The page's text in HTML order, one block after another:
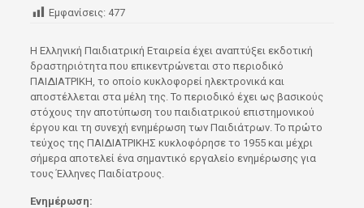
Εμφανίσεις: 477
Η Ελληνική Παιδιατρική Εταιρεία έχει αναπτύξει εκδοτική
δραστηριότητα που επικεντρώνεται στο περιοδικό
ΠΑΙΔΙΑΤΡΙΚΗ, το οποίο κυκλοφορεί ηλεκτρονικά και
αποστέλλεται στα μέλη της. Το περιοδικό έχει ως βασικούς
στόχους την αποτύπωση του παιδιατρικού επιστημονικού
έργου και τη συνεχή ενημέρωση των Παιδιάτρων. Το πρώτο
τεύχος της ΠΑΙΔΙΑΤΡΙΚΗΣ κυκλοφόρησε το 1955 και μέχρι
σήμερα αποτελεί ένα σημαντικό εργαλείο ενημέρωσης για
τους Έλληνες Παιδίατρους.
Ενημέρωση: